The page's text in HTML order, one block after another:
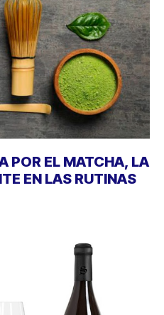
POR EL MATCHA, LA
EN LAS RUTINAS